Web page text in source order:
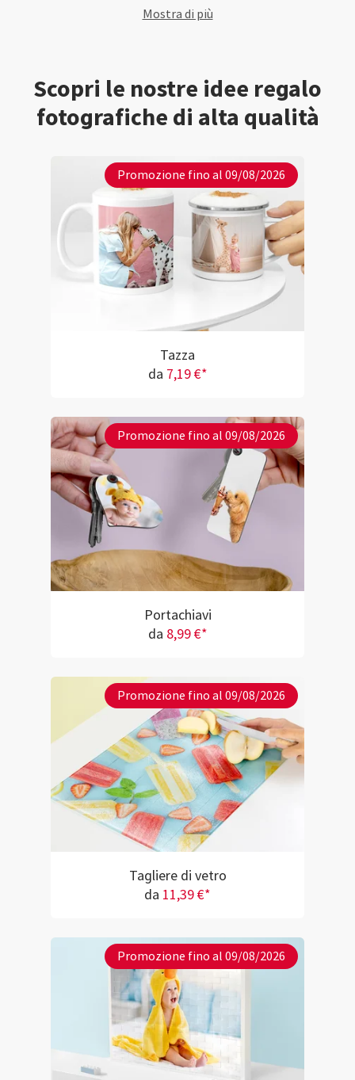
Mostra di più
Scopri le nostre idee regalo
fotografiche di alta qualità
Promozione fino al 09/08/2026
Tazza
da 7,19 €*
Promozione fino al 09/08/2026
Portachiavi
da 8,99 €*
Promozione fino al 09/08/2026
Tagliere di vetro
da 11,39 €*
Promozione fino al 09/08/2026